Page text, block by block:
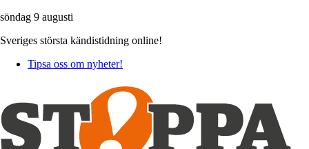
söndag 9 augusti
Sveriges största kändistidning online!
Tipsa oss om nyheter!